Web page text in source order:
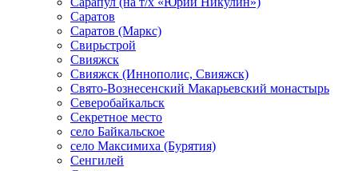
Саратов
Саратов (Маркс)
Свирьстрой
Свияжск
Свияжск (Иннополис, Свияжск)
Свято-Вознесенский Макарьевский монастырь
Северобайкальск
Секретное место
село Байкальское
село Максимиха (Бурятия)
Сенгилей